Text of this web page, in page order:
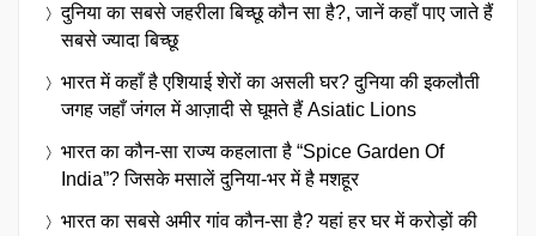
दुनिया का सबसे जहरीला बिच्छू कौन सा है?, जानें कहाँ पाए जाते हैं
सबसे ज्यादा बिच्छू
भारत में कहाँ है एशियाई शेरों का असली घर? दुनिया की इकलौती
जगह जहाँ जंगल में आज़ादी से घूमते हैं Asiatic Lions
भारत का कौन-सा राज्य कहलाता है “Spice Garden Of
India”? जिसके मसालें दुनिया-भर में है मशहूर
भारत का सबसे अमीर गांव कौन-सा है? यहां हर घर में करोड़ों की